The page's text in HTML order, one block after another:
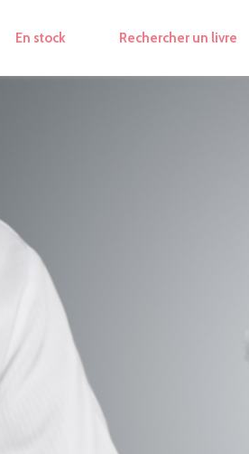
En stock Rechercher un livre